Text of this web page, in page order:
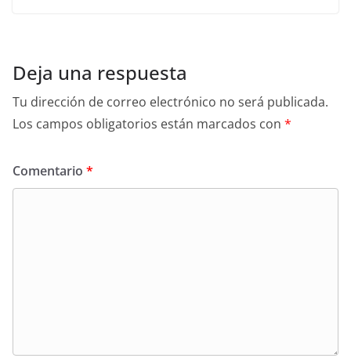
Deja una respuesta
Tu dirección de correo electrónico no será publicada.
Los campos obligatorios están marcados con *
Comentario *